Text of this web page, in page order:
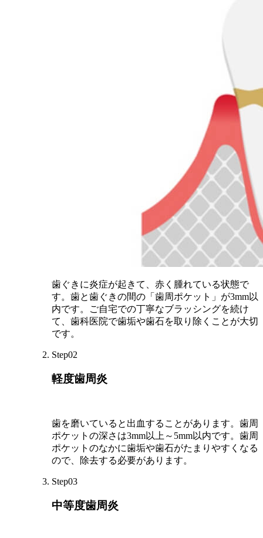
歯ぐきに炎症が起きて、赤く腫れている状態で
す。歯と歯ぐきの間の「歯周ポケット」が3mm以
内です。ご自宅での丁寧なブラッシングを続け
て、歯科医院で歯垢や歯石を取り除くことが大切
です。
Step02
軽度歯周炎
歯を磨いていると出血することがあります。歯周
ポケットの深さは3mm以上～5mm以内です。歯周
ポケットのなかに歯垢や歯石がたまりやすくなる
ので、除去する必要があります。
Step03
中等度歯周炎